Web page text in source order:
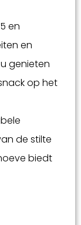
en
en
genieten
op het
de stilte
biedt